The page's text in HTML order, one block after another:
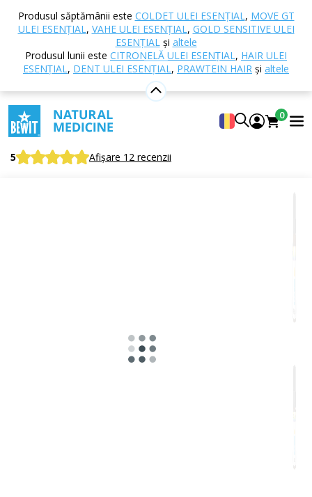
Produsul săptămânii este COLDET ULEI ESENȚIAL, MOVE GT
ULEI ESENȚIAL, VAHE ULEI ESENȚIAL, GOLD SENSITIVE ULEI
ESENȚIALși altele
Produsul lunii este CITRONELĂ ULEI ESENȚIAL, HAIR ULEI
ESENȚIAL, DENT ULEI ESENȚIAL, PRAWTEIN HAIR și altele
0
Acasă E-shop
Amestecuri de uleiuri esențiale
Freedom ulei
Freedom ulei esențial
Amestec 100% pur și natural de uleiuri esențiale
CTEO®
5 Afișare 12 recenzii